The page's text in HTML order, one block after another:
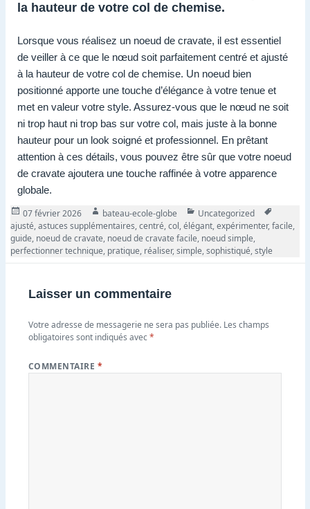
la hauteur de votre col de chemise.
Lorsque vous réalisez un noeud de cravate, il est essentiel
de veiller à ce que le nœud soit parfaitement centré et ajusté
à la hauteur de votre col de chemise. Un noeud bien
positionné apporte une touche d’élégance à votre tenue et
met en valeur votre style. Assurez-vous que le nœud ne soit
ni trop haut ni trop bas sur votre col, mais juste à la bonne
hauteur pour un look soigné et professionnel. En prêtant
attention à ces détails, vous pouvez être sûr que votre noeud
de cravate ajoutera une touche raffinée à votre apparence
globale.
Publié
le
07 février 2026 Auteur
bateau-ecole-globe Catégories
Uncategorized
ajusté,astuces supplémentaires,centré,col,élégant,expérimenter,facile,
guide, noeud de cravate, noeud de cravate facile, noeud simple,
perfectionner technique, pratique, réaliser,simple,sophistiqué,style
Laisser un commentaire
Votre adresse de messagerie ne sera pas publiée. Les champs
obligatoires sont indiqués avec*
COMMENTAIRE *